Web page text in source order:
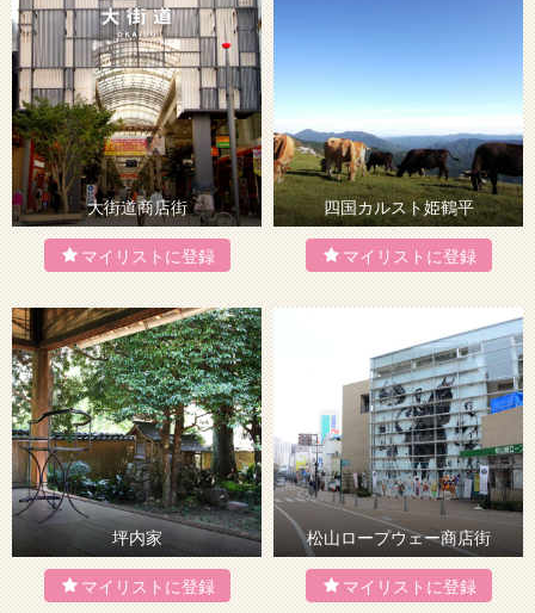
大街道商店街 四国カルスト姫鶴平
坪内家 松山ロープウェー商店街